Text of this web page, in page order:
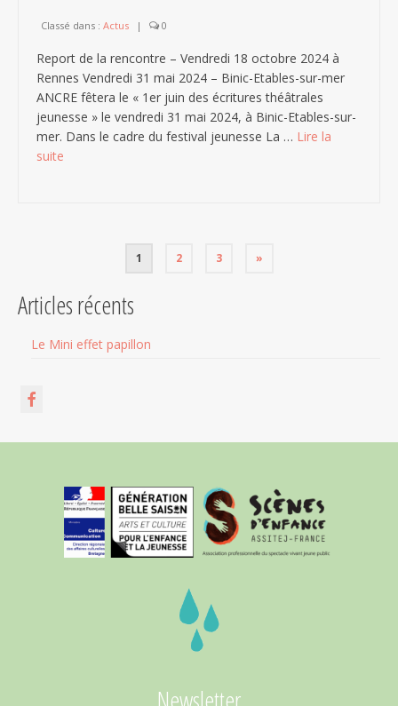
Classé dans : Actus | 0
Report de la rencontre – Vendredi 18 octobre 2024 à
Rennes Vendredi 31 mai 2024 – Binic-Etables-sur-mer
ANCRE fêtera le « 1er juin des écritures théâtrales
jeunesse » le vendredi 31 mai 2024, à Binic-Etables-sur-
mer. Dans le cadre du festival jeunesse La … Lire la
suite­­
des
publications
1 2 3 »
Articles récents
Le Mini effet papillon